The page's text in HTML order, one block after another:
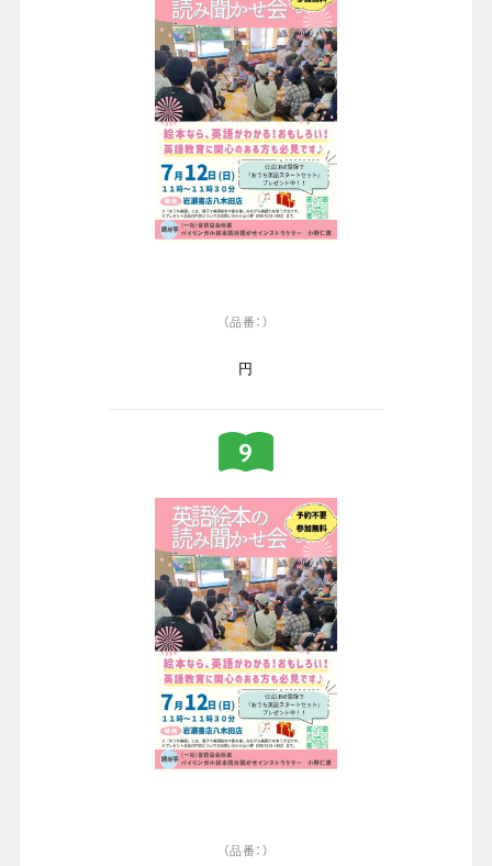
（品番：）
円
（品番：）